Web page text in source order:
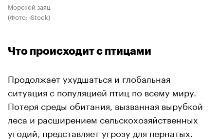
Морской заяц
(Фото: iStock)
Что происходит с птицами
Продолжает ухудшаться и глобальная
ситуация с популяцией птиц по всему миру.
Потеря среды обитания, вызванная вырубкой
леса и расширением сельскохозяйственных
угодий, представляет угрозу для пернатых.